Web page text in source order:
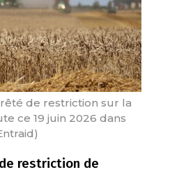
de restriction sur la
ce 19 juin 2026 dans
restriction de